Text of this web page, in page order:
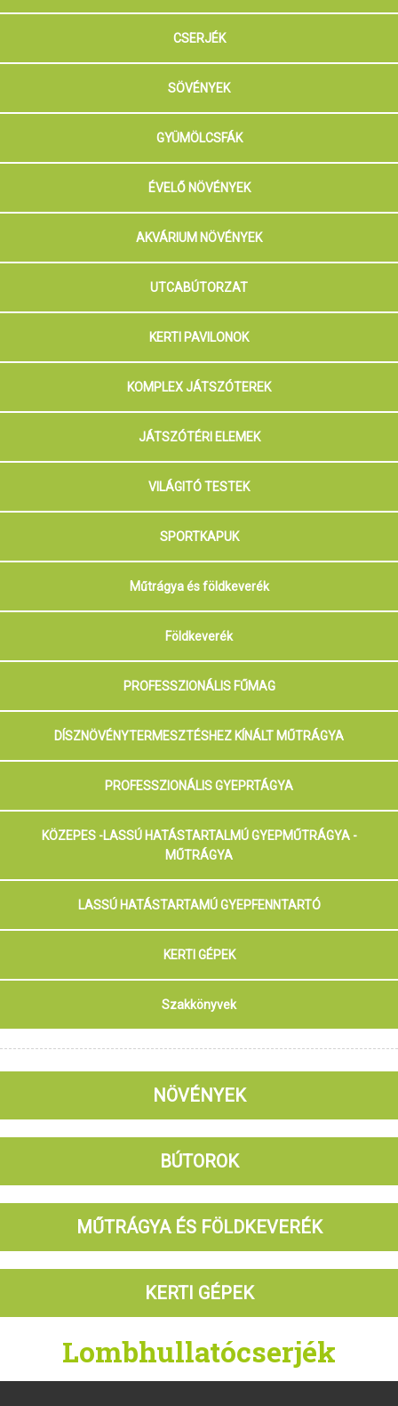
CSERJÉK
SÖVÉNYEK
GYÜMÖLCSFÁK
ÉVELŐ NÖVÉNYEK
AKVÁRIUM NÖVÉNYEK
UTCABÚTORZAT
KERTI PAVILONOK
KOMPLEX JÁTSZÓTEREK
JÁTSZÓTÉRI ELEMEK
VILÁGITÓ TESTEK
SPORTKAPUK
Műtrágya és földkeverék
Földkeverék
PROFESSZIONÁLIS FŰMAG
DÍSZNÖVÉNYTERMESZTÉSHEZ KÍNÁLT MŰTRÁGYA
PROFESSZIONÁLIS GYEPRTÁGYA
KÖZEPES -LASSÚ HATÁSTARTALMÚ GYEPMŰTRÁGYA -
MŰTRÁGYA
LASSÚ HATÁSTARTAMÚ GYEPFENNTARTÓ
KERTI GÉPEK
Szakkönyvek
NÖVÉNYEK
BÚTOROK
MŰTRÁGYA ÉS FÖLDKEVERÉK
KERTI GÉPEK
Lombhullatócserjék